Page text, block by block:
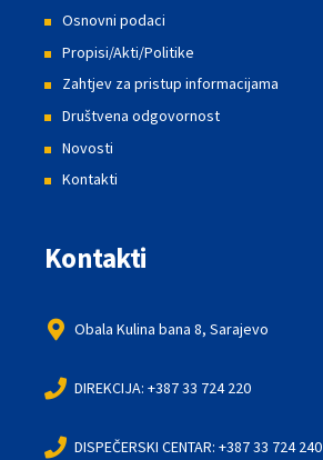
Osnovni podaci
Propisi/Akti/Politike
Zahtjev za pristup informacijama
Društvena odgovornost
Novosti
Kontakti
Kontakti
Obala Kulina bana 8, Sarajevo
DIREKCIJA: +387 33 724 220
DISPEČERSKI CENTAR: +387 33 724 240